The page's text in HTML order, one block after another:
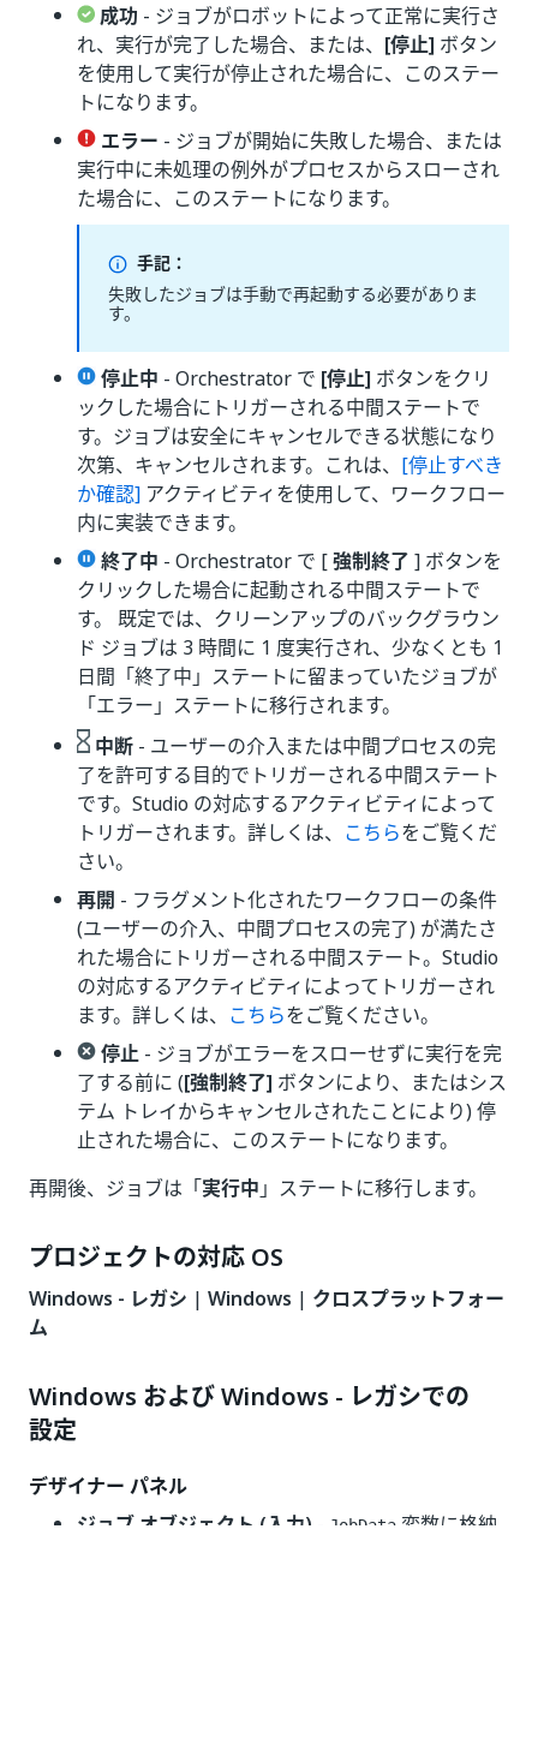
成功 - ジョブがロボットによって正常に実行さ
れ、実行が完了した場合、または、 [停止] ボタン
を使用して実行が停止された場合に、このステー
トになります。
エラー - ジョブが開始に失敗した場合、または
実行中に未処理の例外がプロセスからスローされ
た場合に、このステートになります。
手記：
失敗したジョブは手動で再起動する必要がありま
す。
停止中 - Orchestrator で [停止] ボタンをクリ
ックした場合にトリガーされる中間ステートで
す。ジョブは安全にキャンセルできる状態になり
次第、キャンセルされます。これは、 [停止すべき
か確認] アクティビティを使用して、ワークフロー
内に実装できます。
終了中 - Orchestrator で [強制終了 ] ボタンを
クリックした場合に起動される中間ステートで
す。 既定では、クリーンアップのバックグラウン
ド ジョブは 3 時間に 1 度実行され、少なくとも 1
日間「終了中」ステートに留まっていたジョブが
「エラー」ステートに移行されます。
中断 - ユーザーの介入または中間プロセスの完
了を許可する目的でトリガーされる中間ステート
です。Studio の対応するアクティビティによって
トリガーされます。詳しくは、 こちらをご覧くだ
さい。
再開 - フラグメント化されたワークフローの条件
(ユーザーの介入、中間プロセスの完了) が満たさ
れた場合にトリガーされる中間ステート。Studio
の対応するアクティビティによってトリガーされ
ます。詳しくは、 こちらをご覧ください。
停止 - ジョブがエラーをスローせずに実行を完
了する前に ([強制終了] ボタンにより、またはシス
テム トレイからキャンセルされたことにより) 停
止された場合に、このステートになります。
再開後、ジョブは「実行中 」ステートに移行します。
プロジェクトの対応 OS
Windows - レガシ | Windows | クロスプラットフォー
ム
Windows および Windows - レガシでの
設定
デザイナー パネル
ジョブ オブジェクト (入力)
JobData 変数に格納